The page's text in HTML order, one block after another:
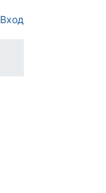
Вход